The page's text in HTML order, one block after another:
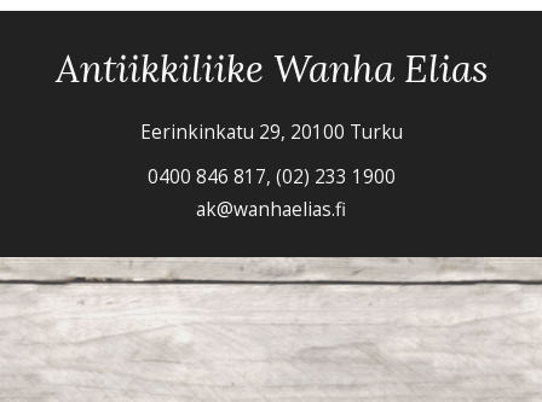
Antiikkiliike Wanha Elias
Eerinkinkatu 29, 20100 Turku
0400 846 817, (02) 233 1900
ak@wanhaelias.fi